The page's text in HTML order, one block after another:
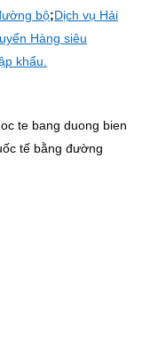
bộ;Dịch vụ Hải
Hàng siêu
khẩu.
te bang duong bien
tế bằng đường